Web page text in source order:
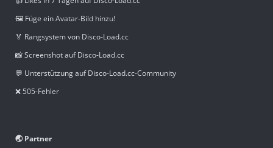
🖼️ Füge ein Avatar-Bild hinzu!
🏅 Rangsystem von Disco-Load.cc
📸 Screenshot auf Disco-Load.cc
💬 Unterstützung auf Disco-Load.cc-Community
❌ 505-Fehler
🌏 Partner